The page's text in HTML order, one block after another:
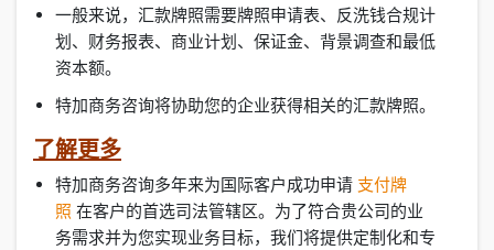
一般来说，汇款牌照需要牌照申请表、反洗钱合规计
划、财务报表、商业计划、保证金、背景调查和最低
资本额。
特加商务咨询将协助您的企业获得相关的汇款牌照。
了解更多
特加商务咨询多年来为国际客户成功申请 支付牌
照 在客户的首选司法管辖区。为了符合贵公司的业
务需求并为您实现业务目标，我们将提供定制化和专